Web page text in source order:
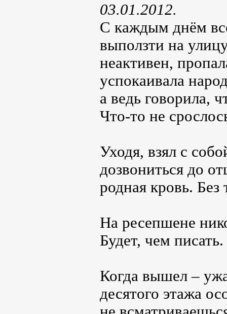
03.01.2012.
С каждым днём
выползти на
неактивен,
успокаивала
а ведь говорила,
Что-то не
Уходя, взял с
дозвониться до
родная кровь. Без
На ресепшене
Будет, чем писать.
Когда вышел –
десятого этажа